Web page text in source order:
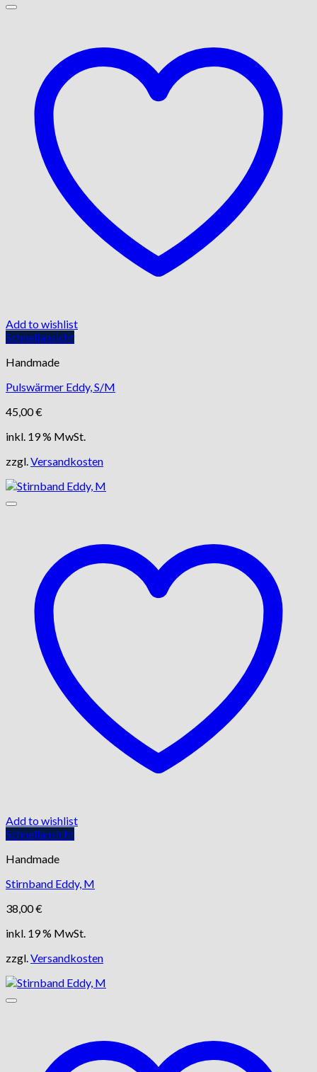
Add to wishlist
Schnellansicht
Handmade
Pulswärmer Eddy, S/M
45,00€
inkl. 19 % MwSt.
zzgl.Versandkosten
Add to wishlist
Schnellansicht
Handmade
Stirnband Eddy, M
38,00€
inkl. 19 % MwSt.
zzgl.Versandkosten